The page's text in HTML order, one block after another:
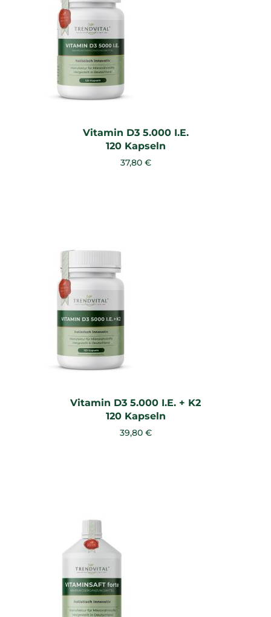
Vitamin D3 5.000 I.E.
120 Kapseln
37,80 €
Vitamin D3 5.000 I.E. + K2
120 Kapseln
39,80 €